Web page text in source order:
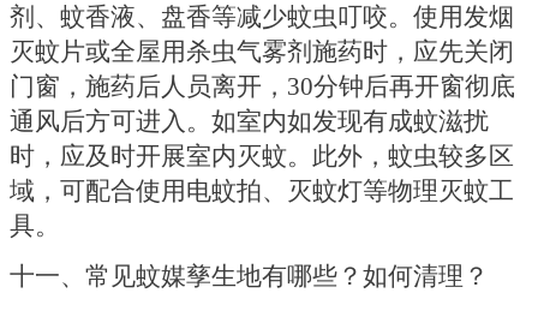
剂、蚊香液、盘香等减少蚊虫叮咬。使用发烟
灭蚊片或全屋用杀虫气雾剂施药时，应先关闭
门窗，施药后人员离开， 30分钟后再开窗彻底
通风后方可进入。如室内如发现有成蚊滋扰
时，应及时开展室内灭蚊。此外，蚊虫较多区
域，可配合使用电蚊拍、灭蚊灯等物理灭蚊工
具。
十一、常见蚊媒孳生地有哪些？如何清理？